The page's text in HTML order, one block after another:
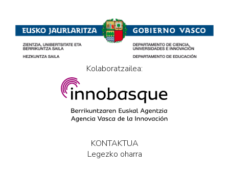
Kolaboratzailea:
KONTAKTUA
Legezko oharra